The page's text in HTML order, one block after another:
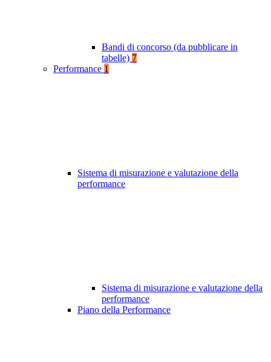
Bandi di concorso (da pubblicare in
tabelle) 7
Performance 1
Sistema di misurazione e valutazione della
performance
Sistema di misurazione e valutazione della
performance
Piano della Performance